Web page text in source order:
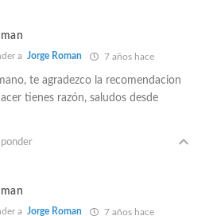
a Jorge Roman 7 años hace
te agradezco la recomendacion
tienes razón, saludos desde
a Jorge Roman 7 años hace